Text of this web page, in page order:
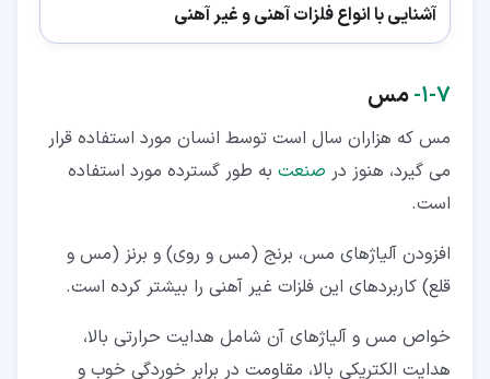
آشنایی با انواع فلزات آهنی و غیر آهنی
۷‏-‏۱‏- مس
مس که هزاران سال است توسط انسان مورد استفاده قرار
می گیرد، هنوز در صنعت به طور گسترده مورد استفاده
است.
افزودن آلیاژهای مس، برنج (مس و روی) و برنز (مس و
قلع) کاربردهای این فلزات غیر آهنی را بیشتر کرده است.
خواص مس و آلیاژهای آن شامل هدایت حرارتی بالا،
هدایت الکتریکی بالا، مقاومت در برابر خوردگی خوب و